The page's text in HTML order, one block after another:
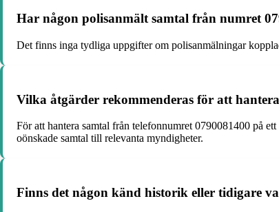
Har någon polisanmält samtal från numret
Det finns inga tydliga uppgifter om polisanmälningar
Vilka åtgärder rekommenderas för att
För att hantera samtal från telefonnumret 0790081400 på
oönskade samtal till relevanta myndigheter.
Finns det någon känd historik eller tidigare